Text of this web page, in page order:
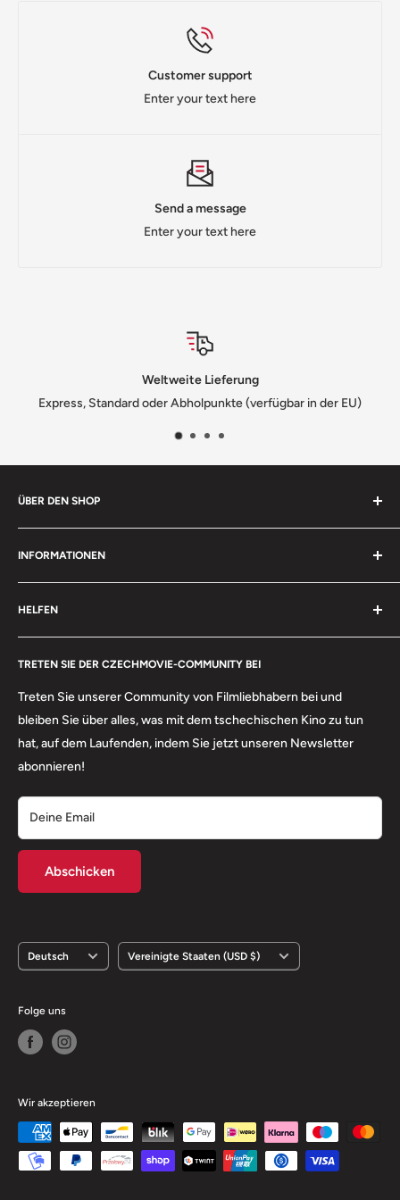
Customer support
Enter your text here
Send a message
Enter your text here
Weltweite Lieferung
Express, Standard oder Abholpunkte (verfügbar in der EU)
ÜBER DEN SHOP
Wir sind ein familiengeführtes tschechisches Unternehmen,
das sorgfältig ausgewählte tschechische Filme, Bücher,
Lebensmittel und Geschenke weltweit versendet. Jede
Bestellung wird mit Sorgfalt verpackt.
INFORMATIONEN
Suchen
Versand
Rückgaberecht
Über uns
Nutzungsbedingungen
Datenschutzrichtlinie
HELFEN
Kontakt
FAQs
Kehrt zurück
TRETEN SIE DER CZECHMOVIE-COMMUNITY BEI
Treten Sie unserer Community von Filmliebhabern bei und
bleiben Sie über alles, was mit dem tschechischen Kino zu tun
hat, auf dem Laufenden, indem Sie jetzt unseren Newsletter
abonnieren!
Deine Email
Abschicken
Sprache
Deutsch Land/Region
Vereinigte Staaten (USD $)
Folge uns
Wir akzeptieren